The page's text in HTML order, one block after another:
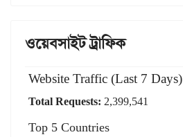
ওয়েবসাইট ট্রাফিক
Website Traffic (Last 7 Days)
Total Requests: 2,399,541
Top 5 Countries